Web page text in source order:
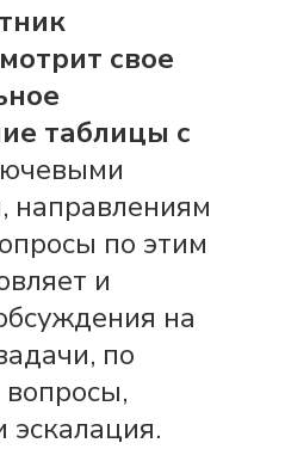
свое
таблицы с
направлениям
по этим
и
на
по